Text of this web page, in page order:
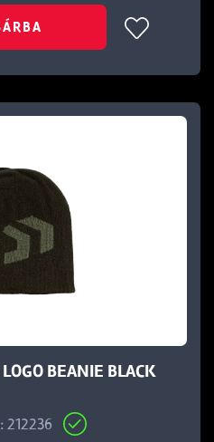
BEANIE BLACK
212236